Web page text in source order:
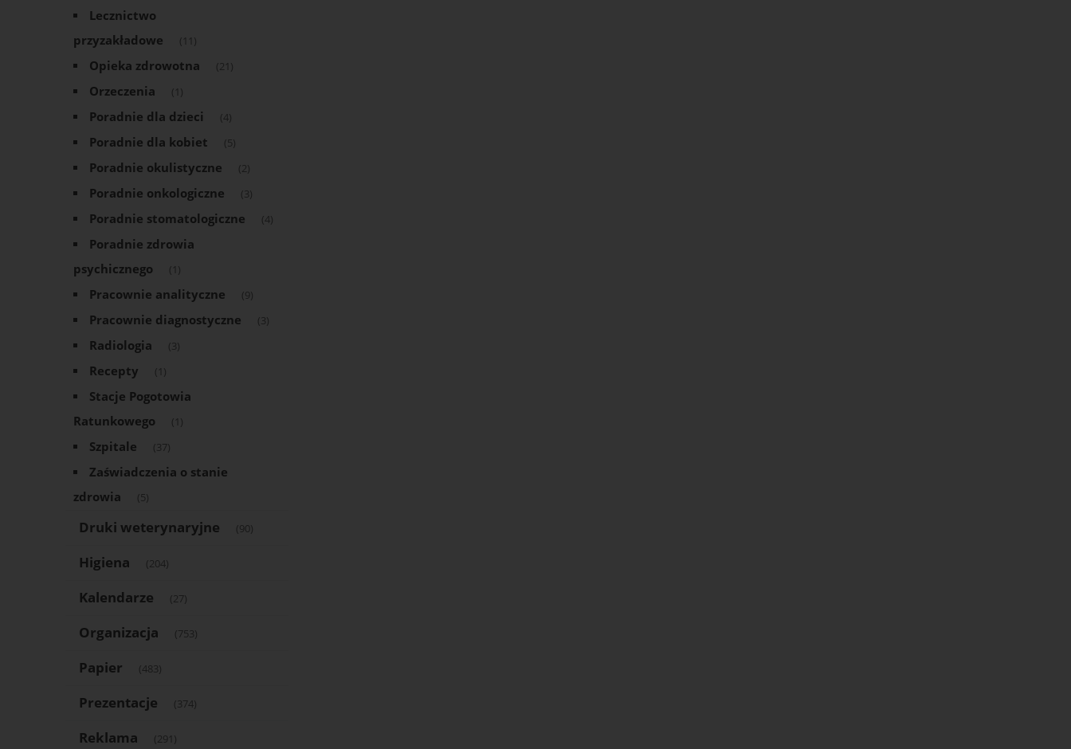
Lecznictwo
przyzakładowe
(11)
Opieka zdrowotna (21)
Orzeczenia (1)
Poradnie dla dzieci (4)
Poradnie dla kobiet (5)
Poradnie okulistyczne (2)
Poradnie onkologiczne (3)
Poradnie stomatologiczne (4)
Poradnie zdrowia
psychicznego
(1)
Pracownie analityczne (9)
Pracownie diagnostyczne (3)
Radiologia (3)
Recepty (1)
Stacje Pogotowia
Ratunkowego
(1)
Szpitale (37)
Zaświadczenia o stanie
zdrowia
(5)
Druki weterynaryjne (90)
Higiena (204)
Kalendarze (27)
Organizacja (753)
Papier (483)
Prezentacje (374)
Reklama (291)